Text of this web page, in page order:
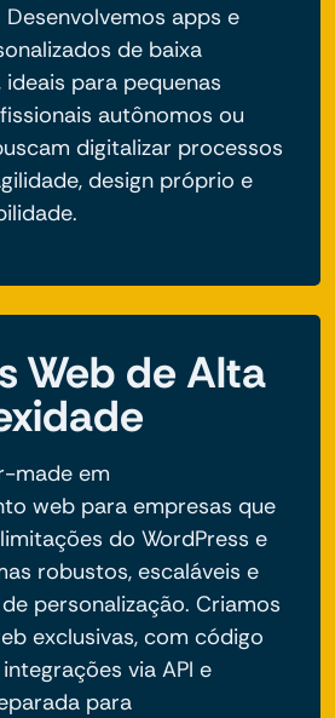
apps e
de baixa
para pequenas
autônomos ou
digitalizar processos
design próprio e
Web de Alta
made em
web para empresas que
do WordPress e
robustos, escaláveis e
personalização. Criamos
exclusivas, com código
via API e
para